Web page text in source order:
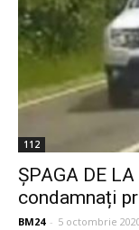
112
ȘPAGA DE
condamnați
BM24 - 5 octombrie